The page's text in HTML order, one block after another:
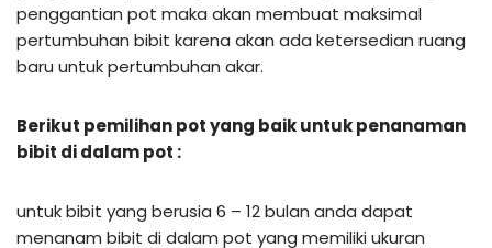
penggantian pot maka akan membuat maksimal
pertumbuhan bibit karena akan ada ketersedian ruang
baru untuk pertumbuhan akar.
Berikut pemilihan pot yang baik untuk penanaman
bibit di dalam pot :
untuk bibit yang berusia 6 – 12 bulan anda dapat
menanam bibit di dalam pot yang memiliki ukuran